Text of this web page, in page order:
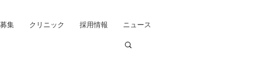
集 クリニック 採用情報 ニュース